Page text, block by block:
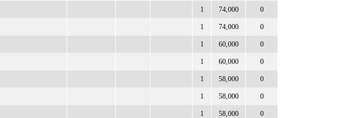
1 74,000 0
1 74,000 0
1 60,000 0
1 60,000 0
1 58,000 0
1 58,000 0
1 58,000 0